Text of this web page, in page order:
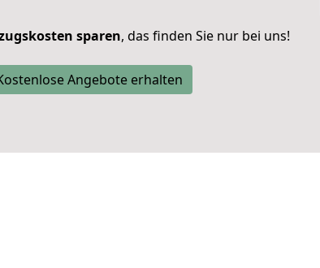
sparen, das finden Sie nur bei uns!
Angebote erhalten